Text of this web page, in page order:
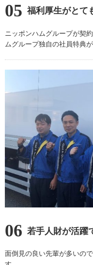
05 福利厚生がとて
ニッポンハムグループが契
ムグループ独自の社員特典が
06 若手人財が活躍
面倒見の良い先輩が多いの